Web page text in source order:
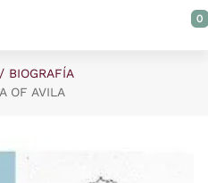
0
BIOGRAFÍA
OF AVILA